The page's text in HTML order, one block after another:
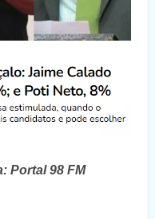
Portal 98 FM